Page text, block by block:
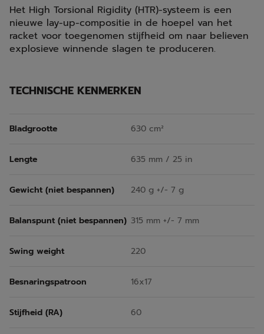
Het High Torsional Rigidity (HTR)-systeem is een
nieuwe lay-up-compositie in de hoepel van het
racket voor toegenomen stijfheid om naar believen
explosieve winnende slagen te produceren.
TECHNISCHE KENMERKEN
Bladgrootte 630 cm²
Lengte 635 mm / 25 in
Gewicht (niet bespannen) 240 g +/- 7 g
Balanspunt (niet bespannen) 315 mm +/- 7 mm
Swing weight 220
Besnaringspatroon 16x17
Stijfheid (RA) 60